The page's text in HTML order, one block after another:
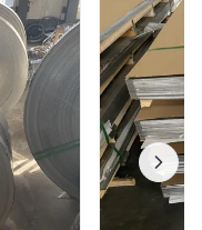
produkowane z